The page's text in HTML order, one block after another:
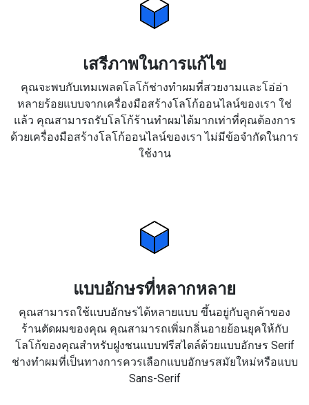
เสรีภาพในการแก้ไข
คุณจะพบกับเทมเพลตโลโก้ช่างทำผมที่สวยงามและโอ่อ่า
หลายร้อยแบบจากเครื่องมือสร้างโลโก้ออนไลน์ของเรา ใช่
แล้ว คุณสามารถรับโลโก้ร้านทำผมได้มากเท่าที่คุณต้องการ
ด้วยเครื่องมือสร้างโลโก้ออนไลน์ของเรา ไม่มีข้อจำกัดในการ
ใช้งาน
แบบอักษรที่หลากหลาย
คุณสามารถใช้แบบอักษรได้หลายแบบ ขึ้นอยู่กับลูกค้าของ
ร้านตัดผมของคุณ คุณสามารถเพิ่มกลิ่นอายย้อนยุคให้กับ
โลโก้ของคุณสำหรับฝูงชนแบบฟรีสไตล์ด้วยแบบอักษร Serif
ช่างทำผมที่เป็นทางการควรเลือกแบบอักษรสมัยใหม่หรือแบบ
Sans-Serif